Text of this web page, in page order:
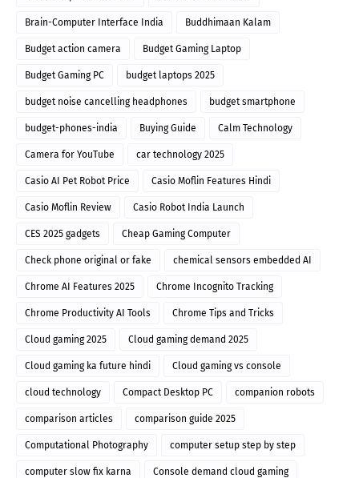
Brain-Computer Interface India Buddhimaan Kalam
Budget action camera Budget Gaming Laptop
Budget Gaming PC budget laptops 2025
budget noise cancelling headphones budget smartphone
budget-phones-india Buying Guide Calm Technology
Camera for YouTube car technology 2025
Casio AI Pet Robot Price Casio Moflin Features Hindi
Casio Moflin Review Casio Robot India Launch
CES 2025 gadgets Cheap Gaming Computer
Check phone original or fake chemical sensors embedded AI
Chrome AI Features 2025 Chrome Incognito Tracking
Chrome Productivity AI Tools Chrome Tips and Tricks
Cloud gaming 2025 Cloud gaming demand 2025
Cloud gaming ka future hindi Cloud gaming vs console
cloud technology Compact Desktop PC companion robots
comparison articles comparison guide 2025
Computational Photography computer setup step by step
computer slow fix karna Console demand cloud gaming